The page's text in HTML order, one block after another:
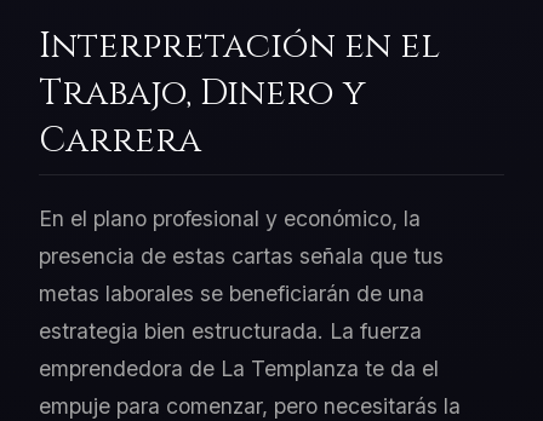
Interpretación en el
Trabajo, Dinero y
Carrera
En el plano profesional y económico, la
presencia de estas cartas señala que tus
metas laborales se beneficiarán de una
estrategia bien estructurada. La fuerza
emprendedora de La Templanza te da el
empuje para comenzar, pero necesitarás la